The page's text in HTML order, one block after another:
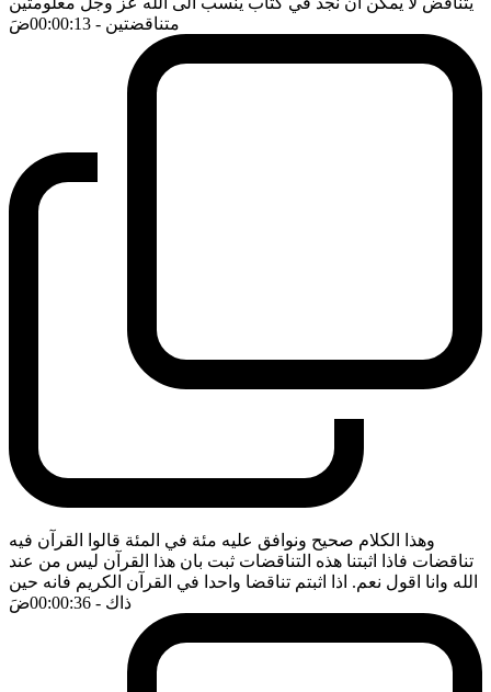
متناقضتين - 00:00:13 ضَ
وهذا الكلام صحيح ونوافق عليه مئة في المئة قالوا القرآن فيه
تناقضات فاذا اثبتنا هذه التناقضات ثبت بان هذا القرآن ليس من عند
الله وانا اقول نعم. اذا اثبتم تناقضا واحدا في القرآن الكريم فانه حين
ذاك - 00:00:36 ضَ